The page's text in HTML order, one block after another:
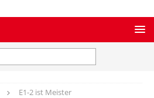
E1-2 ist Meister